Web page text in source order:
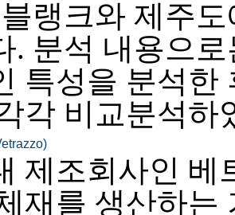
랭크와 제주
. 분석 내용으
특성을 분석한
각 비교분석하
제조회사인 베
재를 생산하는